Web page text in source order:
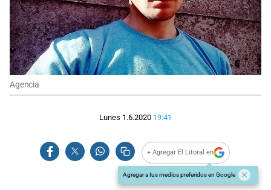
Agencia
Lunes 1.6.2020 19:41
+ Agregar El Litoral en
Agregar a tus medios preferidos en Google